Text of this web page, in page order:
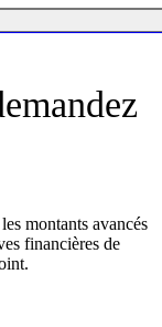
montants avancés
financières de